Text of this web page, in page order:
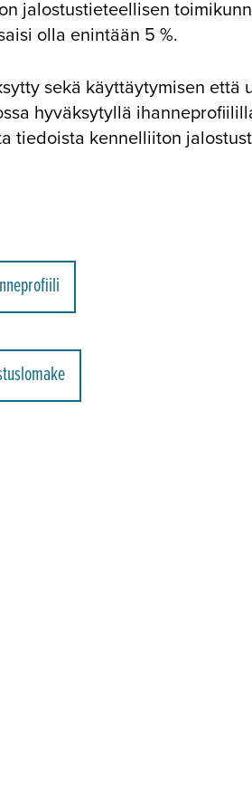
jalostustieteellisen
olla enintään 5 %.
sekä käyttäytymisen
hyväksytyllä
tiedoista kennelliiton